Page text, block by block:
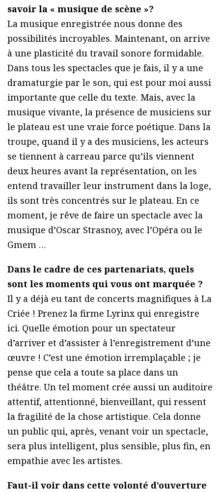
savoir la « musique de scène »?
La musique enregistrée nous donne des
possibilités incroyables. Maintenant, on arrive
à une plasticité du travail sonore formidable.
Dans tous les spectacles que je fais, il y a une
dramaturgie par le son, qui est pour moi aussi
importante que celle du texte. Mais, avec la
musique vivante, la présence de musiciens sur
le plateau est une vraie force poétique. Dans la
troupe, quand il y a des musiciens, les acteurs
se tiennent à carreau parce qu’ils viennent
deux heures avant la représentation, on les
entend travailler leur instrument dans la loge,
ils sont très concentrés sur le plateau. En ce
moment, je rêve de faire un spectacle avec la
musique d’Oscar Strasnoy, avec l’Opéra ou le
Gmem …
Dans le cadre de ces partenariats, quels
sont les moments qui vous ont marquée ?
Il y a déjà eu tant de concerts magnifiques à La
Criée ! Prenez la firme Lyrinx qui enregistre
ici. Quelle émotion pour un spectateur
d’arriver et d’assister à l’enregistrement d’une
œuvre ! C’est une émotion irremplaçable ; je
pense que cela a toute sa place dans un
théâtre. Un tel moment crée aussi un auditoire
attentif, attentionné, bienveillant, qui ressent
la fragilité de la chose artistique. Cela donne
un public qui, après, venant voir un spectacle,
sera plus intelligent, plus sensible, plus fin, en
empathie avec les artistes.
Faut-il voir dans cette volonté d’ouverture